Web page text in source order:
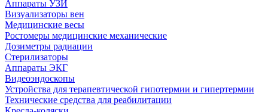
Аппараты УЗИ
Визуализаторы вен
Медицинские весы
Ростомеры медицинские механические
Дозиметры радиации
Стерилизаторы
Аппараты ЭКГ
Видеоэндоскопы
Устройства для терапевтической гипотермии и гипертермии
Технические средства для реабилитации